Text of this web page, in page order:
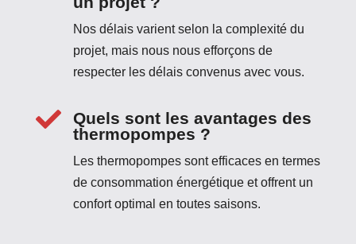
Nos délais varient selon la complexité du
projet, mais nous nous efforçons de
respecter les délais convenus avec vous.

Quels sont les avantages des
thermopompes ?
Les thermopompes sont efficaces en termes
de consommation énergétique et offrent un
confort optimal en toutes saisons.